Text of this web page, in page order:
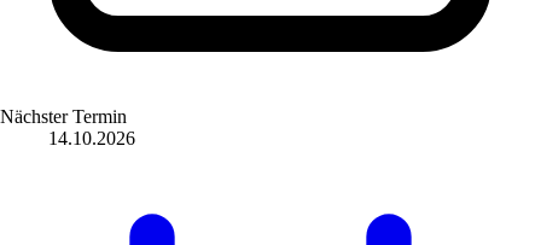
Nächster Termin
14.10.2026